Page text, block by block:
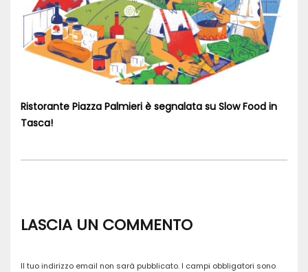
Ristorante Piazza Palmieri è segnalata su Slow Food in
Tasca!
LASCIA UN COMMENTO
Il tuo indirizzo email non sarà pubblicato. I campi obbligatori sono